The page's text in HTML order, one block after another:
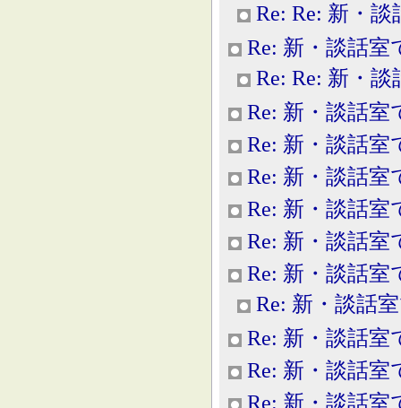
Re: Re: 新・
Re: 新・談話室
Re: Re: 新・
Re: 新・談話室
Re: 新・談話室
Re: 新・談話室
Re: 新・談話室
Re: 新・談話室
Re: 新・談話室
Re: 新・談話
Re: 新・談話室
Re: 新・談話室
Re: 新・談話室